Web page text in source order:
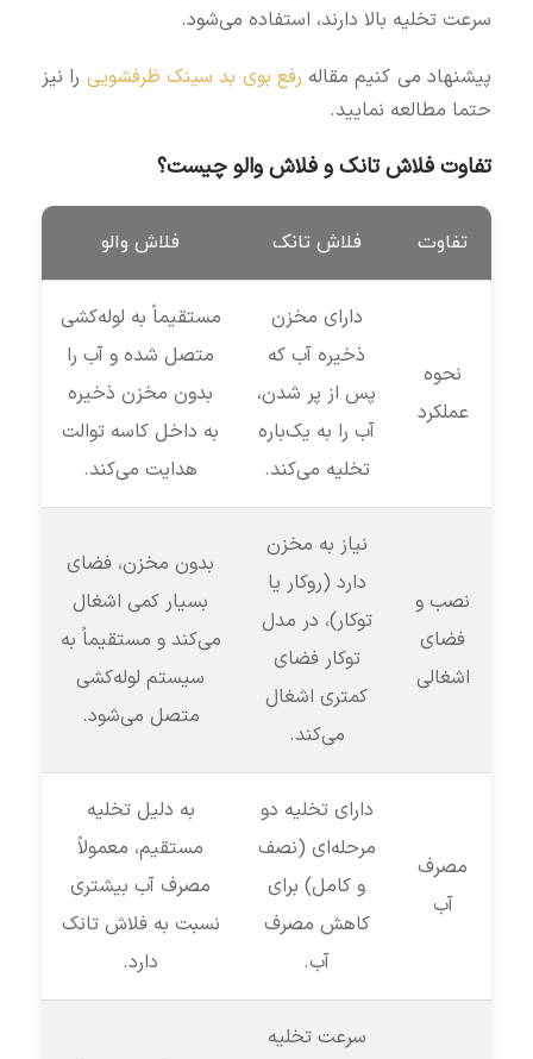
سرعت تخلیه بالا دارند، استفاده می‌شود.
پیشنهاد می کنیم مقاله رفع بوی بد سینک ظرفشویی را نیز
حتما مطالعه نمایید.
تفاوت فلاش تانک و فلاش والو چیست؟
تفاوت فلاش تانک فلاش والو
نحوه
عملکرد
دارای مخزن
ذخیره آب که
پس از پر شدن،
آب را به یک‌باره
تخلیه می‌کند.
مستقیماً به لوله‌کشی
متصل شده و آب را
بدون مخزن ذخیره
به داخل کاسه توالت
هدایت می‌کند.
نصب و
فضای
اشغالی
نیاز به مخزن
دارد (روکار یا
توکار)، در مدل
توکار فضای
کمتری اشغال
می‌کند.
بدون مخزن، فضای
بسیار کمی اشغال
می‌کند و مستقیماً به
سیستم لوله‌کشی
متصل می‌شود.
مصرف
آب
دارای تخلیه دو
مرحله‌ای (نصف
و کامل) برای
کاهش مصرف
آب.
به دلیل تخلیه
مستقیم، معمولاً
مصرف آب بیشتری
نسبت به فلاش تانک
دارد.
سرعت تخلیه